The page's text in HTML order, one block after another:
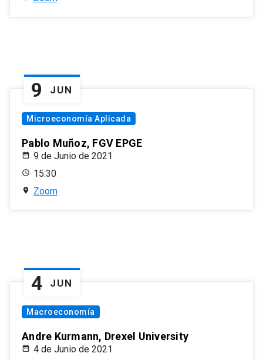
9 JUN
Microeconomía Aplicada
Pablo Muñoz, FGV EPGE
9 de Junio de 2021
15:30
Zoom
4 JUN
Macroeconomía
Andre Kurmann, Drexel University
4 de Junio de 2021